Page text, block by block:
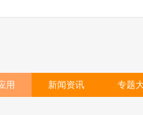
用 新闻资讯 专题